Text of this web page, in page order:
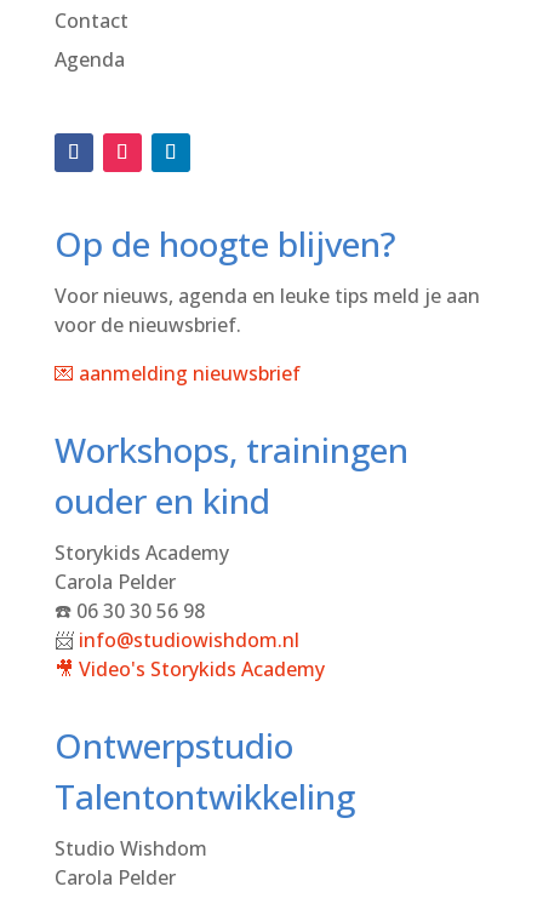
Contact
Agenda
Op de hoogte blijven?
Voor nieuws, agenda en leuke tips meld je aan
voor de nieuwsbrief.
💌 aanmelding nieuwsbrief
Workshops, trainingen
ouder en kind
Storykids Academy
Carola Pelder
☎️ 06 30 30 56 98
📨 info@studiowishdom.nl
🎥 Video's Storykids Academy
Ontwerpstudio
Talentontwikkeling
Studio Wishdom
Carola Pelder